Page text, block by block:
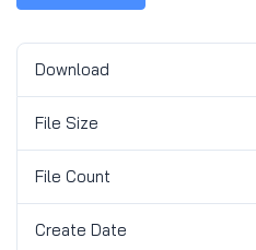
Download
File Size
File Count
Create Date